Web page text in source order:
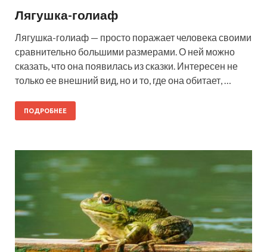
Лягушка-голиаф
Лягушка-голиаф — просто поражает человека своими
сравнительно большими размерами. О ней можно
сказать, что она появилась из сказки. Интересен не
только ее внешний вид, но и то, где она обитает, …
ПОДРОБНЕЕ